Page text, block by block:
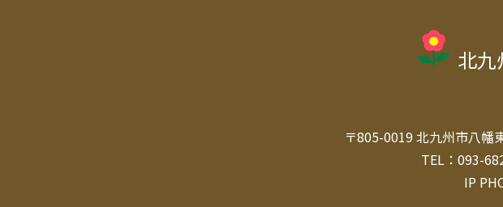
北九
〒805-0019北九州市八幡
TEL：093-
IP